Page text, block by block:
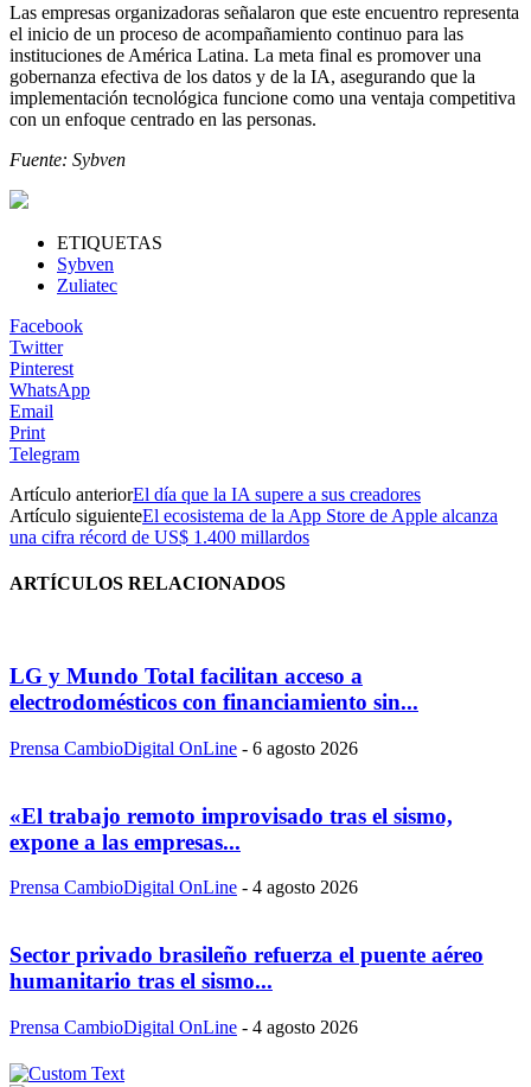
Las empresas organizadoras señalaron que este encuentro representa
el inicio de un proceso de acompañamiento continuo para las
instituciones de América Latina. La meta final es promover una
gobernanza efectiva de los datos y de la IA, asegurando que la
implementación tecnológica funcione como una ventaja competitiva
con un enfoque centrado en las personas.
Fuente: Sybven
ETIQUETAS
Sybven
Zuliatec
Facebook
Twitter
Pinterest
WhatsApp
Email
Print
Telegram
Artículo anteriorEl día que la IA supere a sus creadores
Artículo siguienteEl ecosistema de la App Store de Apple alcanza
una cifra récord de US$ 1.400 millardos
ARTÍCULOS RELACIONADOS
LG y Mundo Total facilitan acceso a
electrodomésticos con financiamiento sin...
Prensa CambioDigital OnLine - 6 agosto 2026
«El trabajo remoto improvisado tras el sismo,
expone a las empresas...
Prensa CambioDigital OnLine - 4 agosto 2026
Sector privado brasileño refuerza el puente aéreo
humanitario tras el sismo...
Prensa CambioDigital OnLine - 4 agosto 2026